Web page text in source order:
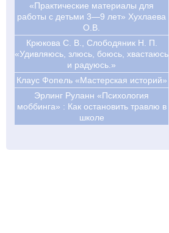
«Практические материалы для
работы с детьми 3—9 лет» Хухлаева
О.В.
Крюкова С. В., Слободяник Н. П.
«Удивляюсь, злюсь, боюсь, хвастаюсь
и радуюсь.»
Клаус Фопель «Мастерская историй»
Эрлинг Руланн «Психология
моббинга» : Как остановить травлю в
школе